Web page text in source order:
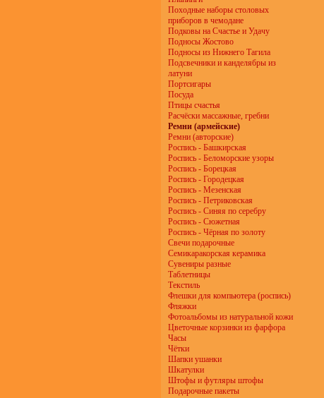
Походные наборы столовых
приборов в чемодане
Подковы на Счастье и Удачу
Подносы Жостово
Подносы из Нижнего Тагила
Подсвечники и канделябры из
латуни
Портсигары
Посуда
Птицы счастья
Расчёски массажные, гребни
Ремни (армейские)
Ремни (авторские)
Роспись - Башкирская
Роспись - Беломорские узоры
Роспись - Борецкая
Роспись - Городецкая
Роспись - Мезенская
Роспись - Петриковская
Роспись - Синяя по серебру
Роспись - Сюжетная
Роспись - Чёрная по золоту
Свечи подарочные
Семикаракорская керамика
Сувениры разные
Таблетницы
Текстиль
Флешки для компьютера (роспись)
Фляжки
Фотоальбомы из натуральной кожи
Цветочные корзинки из фарфора
Часы
Чётки
Шапки ушанки
Шкатулки
Штофы и футляры штофы
Подарочные пакеты